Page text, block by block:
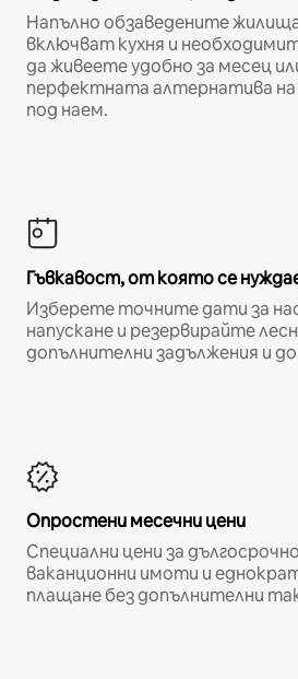
Напълно обзаведените
включват кухня и
да живеете удобно за месец
перфектната алтернатива
под наем.
Гъвкавост, от която се
Изберете точните дати за
напускане и резервирайте
допълнителни задължения и
Опростени месечни цени
Специални цени за
ваканционни имоти и
плащане без допълнителни